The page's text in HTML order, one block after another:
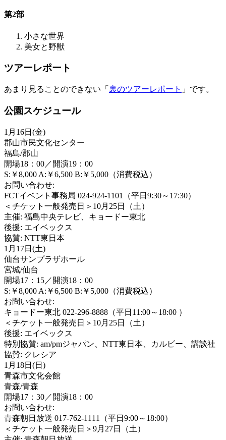
第2部
小さな世界
美女と野獣
ツアーレポート
あまり見ることのできない「 裏のツアーレポート 」です。
公園スケジュール
1月16日(金)
郡山市民文化センター
福島/郡山
開場18：00／開演19：00
S:￥8,000 A:￥6,500 B:￥5,000（消費税込）
お問い合わせ:
FCTイベント事務局 024-924-1101（平日9:30～17:30）
＜チケット一般発売日＞10月25日（土）
主催: 福島中央テレビ、キョードー東北
後援: エイベックス
協賛: NTT東日本
1月17日(土)
仙台サンプラザホール
宮城/仙台
開場17：15／開演18：00
S:￥8,000 A:￥6,500 B:￥5,000（消費税込）
お問い合わせ:
キョードー東北 022-296-8888（平日11:00～18:00 ）
＜チケット一般発売日＞10月25日（土）
後援: エイベックス
特別協賛: am/pmジャパン、NTT東日本、カルビー、講談社
協賛: クレシア
1月18日(日)
青森市文化会館
青森/青森
開場17：30／開演18：00
お問い合わせ:
青森朝日放送 017-762-1111（平日9:00～18:00）
＜チケット一般発売日＞9月27日（土）